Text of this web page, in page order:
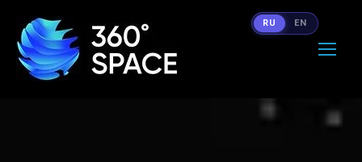
RU EN